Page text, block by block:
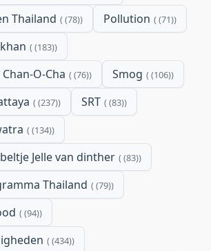
Thailand (78) Pollution (71)
(183)
O-Cha (76) Smog (106)
(237) SRT (83)
(134)
Jelle van dinther (83)
Thailand (79)
(94)
(434)